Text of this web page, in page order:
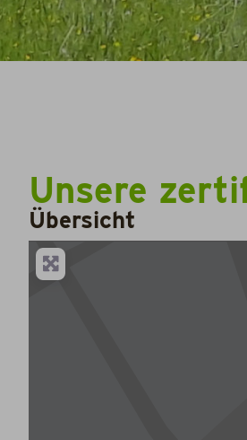
Unsere
Übersicht